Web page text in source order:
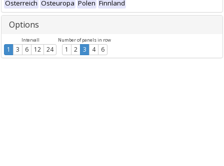
Österreich Osteuropa Polen Finnland
Options
Intervall
1 3 6 12 24
Number of panels in row
1 2 3 4 6